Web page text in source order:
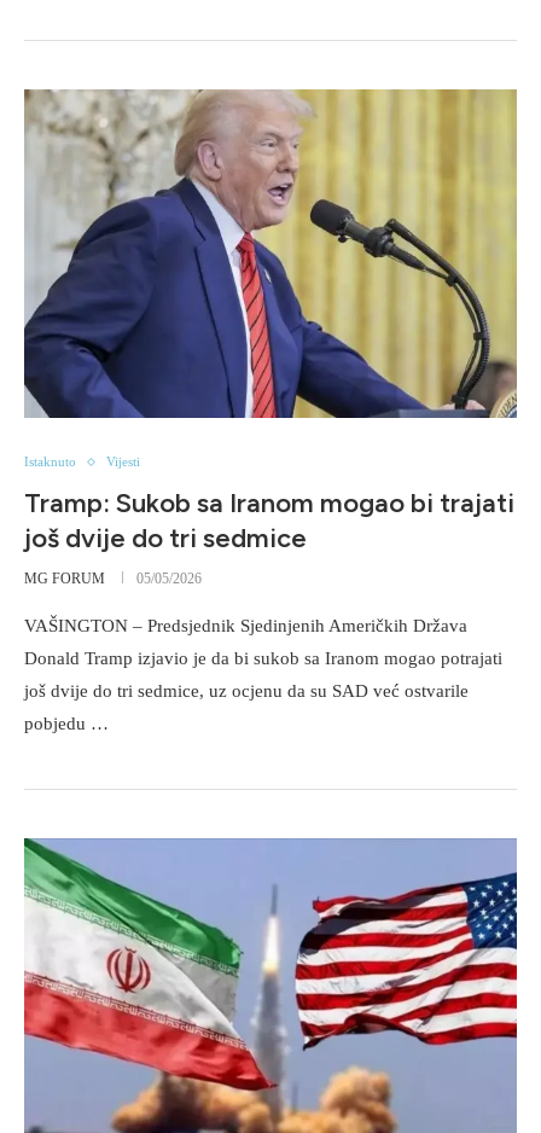
Istaknuto Vijesti
Tramp: Sukob sa Iranom mogao bi trajati
još dvije do tri sedmice
MG FORUM 05/05/2026
VAŠINGTON – Predsjednik Sjedinjenih Američkih Država
Donald Tramp izjavio je da bi sukob sa Iranom mogao potrajati
još dvije do tri sedmice, uz ocjenu da su SAD već ostvarile
pobjedu …